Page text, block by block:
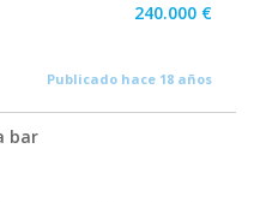
240.000 €
Publicado hace 18 años
bar